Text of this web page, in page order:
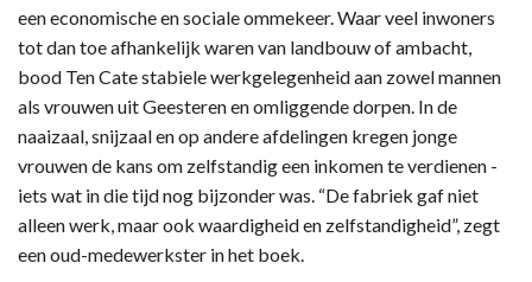
een economische en sociale ommekeer. Waar veel inwoners
tot dan toe afhankelijk waren van landbouw of ambacht,
bood Ten Cate stabiele werkgelegenheid aan zowel mannen
als vrouwen uit Geesteren en omliggende dorpen. In de
naaizaal, snijzaal en op andere afdelingen kregen jonge
vrouwen de kans om zelfstandig een inkomen te verdienen -
iets wat in die tijd nog bijzonder was. “De fabriek gaf niet
alleen werk, maar ook waardigheid en zelfstandigheid”, zegt
een oud-medewerkster in het boek.